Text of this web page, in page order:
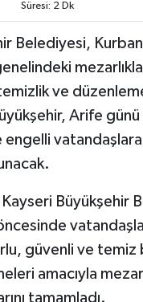
Süresi: 2 Dk
Belediyesi, Kurban
ve
Arife günü
engelli
Kayseri Büyükşehir
güvenli ve temiz
amacıyla
tamamladı.